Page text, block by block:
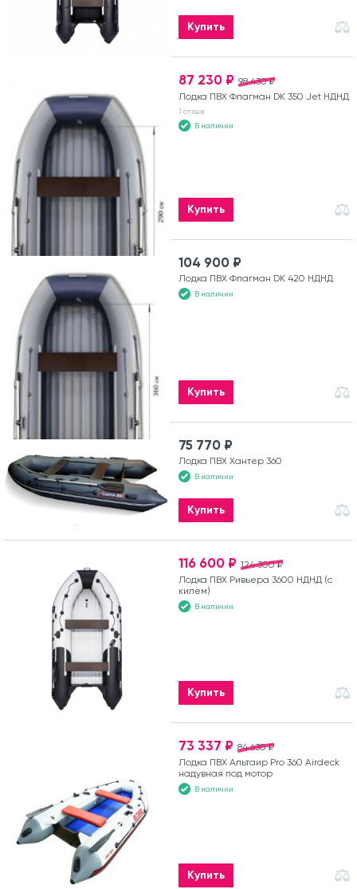
Купить
98 430 ₽
87 230 ₽
Лодка ПВХ Флагман DK 350 Jet НДНД
1 отзыв
В наличии
Купить
104 900 ₽
Лодка ПВХ Флагман DK 420 НДНД
В наличии
Купить
75 770 ₽
Лодка ПВХ Хантер 360
В наличии
Купить
124 300 ₽
116 600 ₽
Лодка ПВХ Ривьера 3600 НДНД (с
килем)
В наличии
Купить
84 630 ₽
73 337 ₽
Лодка ПВХ Альтаир Pro 360 Airdeck
надувная под мотор
В наличии
Купить